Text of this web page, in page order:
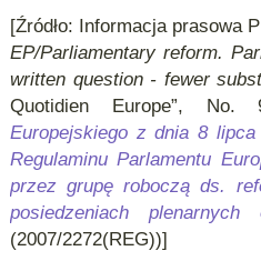
[Źródło: Informacja prasowa
EP/Parliamentary reform.
written question - fewer
Quotidien Europe”, No.
Europejskiego z dnia 8
Regulaminu Parlamentu
przez grupę roboczą ds.
posiedzeniach
(2007/2272(REG))]